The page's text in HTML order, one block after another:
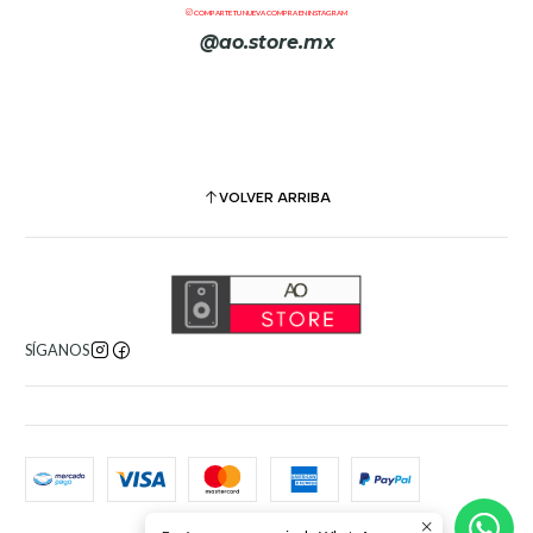
COMPARTE TU NUEVA COMPRA EN INSTAGRAM
@ao.store.mx
VOLVER ARRIBA
SÍGANOS